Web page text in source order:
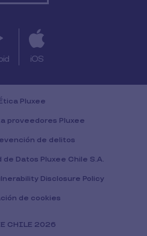
iOS
Pluxee
proveedores Pluxee
de delitos
Datos Pluxee Chile S.A.
Disclosure Policy
de cookies
CHILE 2026